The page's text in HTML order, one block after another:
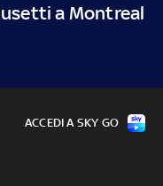
a Montreal
ACCEDI A SKY GO